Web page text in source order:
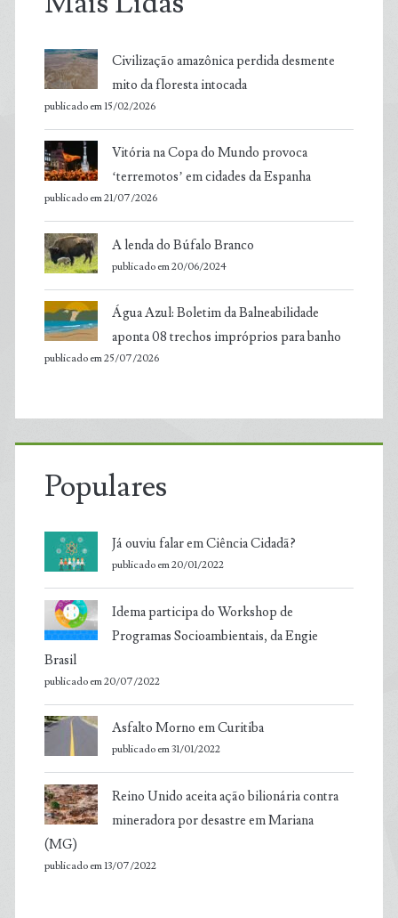
Civilização amazônica perdida desmente
mito da floresta intocada
publicado em 15/02/2026
Vitória na Copa do Mundo provoca
‘terremotos’ em cidades da Espanha
publicado em 21/07/2026
A lenda do Búfalo Branco
publicado em 20/06/2024
Água Azul: Boletim da Balneabilidade
aponta 08 trechos impróprios para banho
publicado em 25/07/2026
Populares
Já ouviu falar em Ciência Cidadã?
publicado em 20/01/2022
Idema participa do Workshop de
Programas Socioambientais, da Engie
Brasil
publicado em 20/07/2022
Asfalto Morno em Curitiba
publicado em 31/01/2022
Reino Unido aceita ação bilionária contra
mineradora por desastre em Mariana
(MG)
publicado em 13/07/2022